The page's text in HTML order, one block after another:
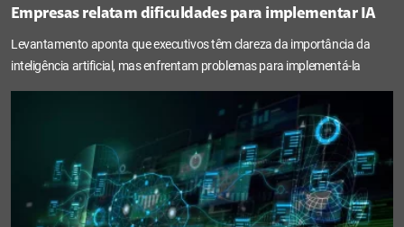
Empresas relatam dificuldades para implementar IA
Levantamento aponta que executivos têm clareza da importância da
inteligência artificial, mas enfrentam problemas para implementá-la